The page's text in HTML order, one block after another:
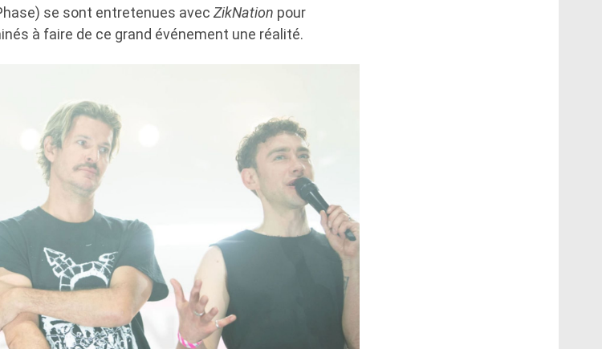
se sont entretenues avec ZikNation pour
à faire de ce grand événement une réalité.